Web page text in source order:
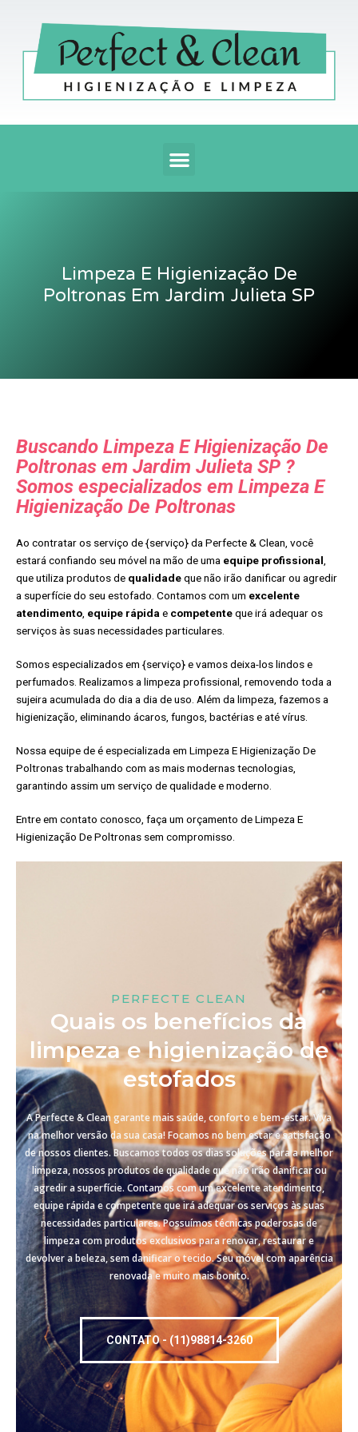
conteúdo
Menu
Limpeza E Higienização De
Poltronas Em Jardim Julieta SP
Buscando Limpeza E Higienização De
Poltronas em Jardim Julieta SP ?
Somos especializados em Limpeza E
Higienização De Poltronas
Ao contratar os serviço de {serviço} da Perfecte & Clean, você
estará confiando seu móvel na mão de uma equipe profissional
que utiliza produtos de qualidadeque não irão danificar ou agredir
a superfície do seu estofado. Contamos com um excelente
atendimento equipe rápida e competenteque irá adequar os
serviços às suas necessidades particulares.
Somos especializados em {serviço} e vamos deixa-los lindos e
perfumados. Realizamos a limpeza profissional, removendo toda a
sujeira acumulada do dia a dia de uso. Além da limpeza, fazemos a
higienização, eliminando ácaros, fungos, bactérias e até vírus.
Nossa equipe de é especializada em Limpeza E Higienização De
Poltronas trabalhando com as mais modernas tecnologias,
garantindo assim um serviço de qualidade e moderno.
Entre em contato conosco, faça um orçamento de Limpeza E
Higienização De Poltronas sem compromisso.
PERFECTE CLEAN
Quais os benefícios da
limpeza e higienização de
estofados
A Perfecte & Clean garante mais saúde, conforto e bem-estar. Viva
na melhor versão da sua casa! Focamos no bem estar e satisfação
de nossos clientes. Buscamos todos os dias soluções para a melhor
limpeza, nossos produtos de qualidade que não irão danificar ou
agredir a superfície. Contamos com um excelente atendimento,
equipe rápida e competente que irá adequar os serviços às suas
necessidades particulares. Possuímos técnicas poderosas de
limpeza com produtos exclusivos para renovar, restaurar e
devolver a beleza, sem danificar o tecido. Seu móvel com aparência
renovada e muito mais bonito.
CONTATO - (11)98814-3260